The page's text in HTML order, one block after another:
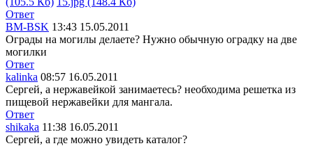
Ответ
BM-BSK 13:43 15.05.2011
Ограды на могилы делаете? Нужно обычную оградку на две
могилки
Ответ
kalinka 08:57 16.05.2011
Сергей, а нержавейкой занимаетесь? необходима решетка из
пищевой нержавейки для мангала.
Ответ
shikaka 11:38 16.05.2011
Сергей, а где можно увидеть каталог?